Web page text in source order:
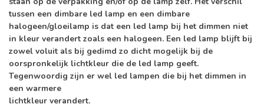
tussen een dimbare led lamp en een dimbare
halogeen/gloeilamp is dat een led lamp bij het dimmen niet
in kleur verandert zoals een halogeen. Een led lamp blijft bij
zowel voluit als bij gedimd zo dicht mogelijk bij de
oorspronkelijk lichtkleur die de led lamp geeft.
Tegenwoordig zijn er wel led lampen die bij het dimmen in
een warmere
lichtkleur verandert.